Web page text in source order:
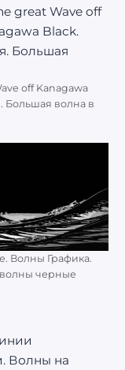
off Kanagawa
Большая волна в
Волны Графика.
черные